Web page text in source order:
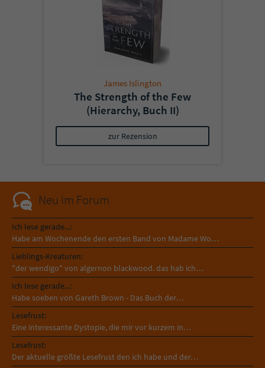
James Islington
The Strength of the Few
(Hierarchy, Buch II)
zur Rezension
Neu im Forum
Ich lese gerade...:
Habe am Wochenende den ersten Band von Madame Wo…
Lieblings-Kreaturen:
"der wendigo" von algernon blackwood. das hab ich…
Ich lese gerade...:
Habe soeben von Gareth Brown - Das Buch der…
Lesefrust:
Eine interessante Dystopie, die mir vor kurzem in…
Lesefrust:
Der aktuelle größte Lesefrust den ich habe und der…